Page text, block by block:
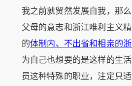
我之前就贸然发展自我，那
父母的意志和浙江唯利主义
的体制内、不出省和相亲的
为自己也想要的是这样的生
员这种特殊的职业，注定只